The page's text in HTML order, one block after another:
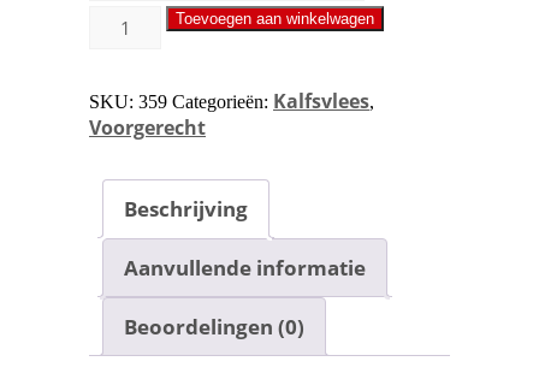
Toevoegen aan winkelwagen
SKU: 359 Categorieën: Kalfsvlees,
Voorgerecht
Beschrijving
Aanvullende informatie
Beoordelingen (0)